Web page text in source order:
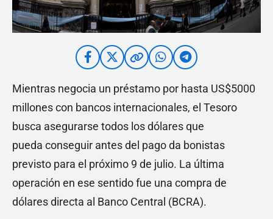
Mientras negocia un préstamo por hasta US$5000
millones con bancos internacionales, el Tesoro
busca asegurarse todos los dólares que
pueda conseguir antes del pago da bonistas
previsto para el próximo 9 de julio. La última
operación en ese sentido fue una compra de
dólares directa al Banco Central (BCRA).